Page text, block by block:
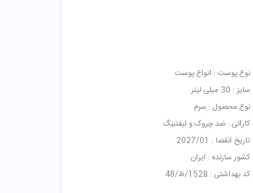
نوع پوست : انواع پوست
سایز : 30 میلی لیتر
نوع محصول : سرم
کارائی : ضد چروک و لیفتینگ
تاریخ انقضا : 2027/01
کشور سازنده : ایران
کد بهداشتی : 1528/ظ/48